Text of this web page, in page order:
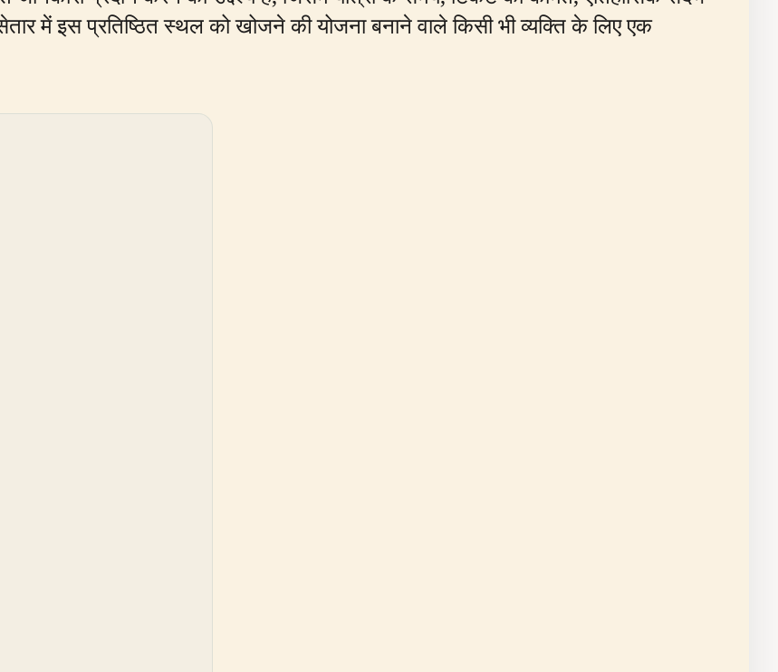
में इस प्रतिष्ठित स्थल को खोजने की योजना बनाने वाले किसी भी व्यक्ति के लिए एक